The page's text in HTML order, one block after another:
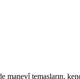
manevî temasların,